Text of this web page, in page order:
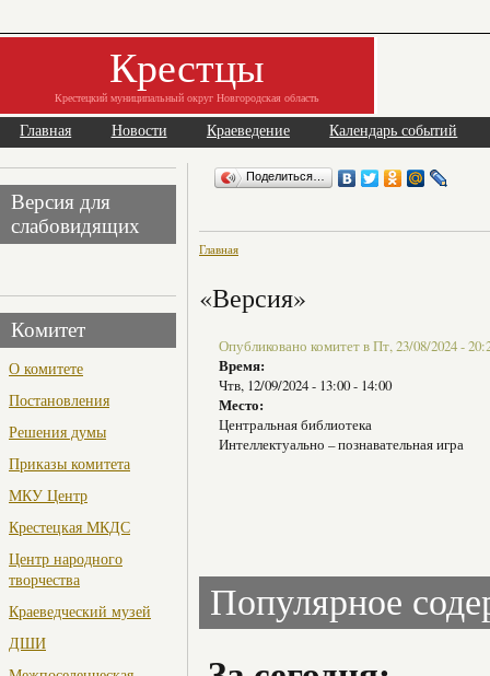
Крестцы
Крестецкий муниципальный округ Новгородская область
Главная Новости Краеведение Календарь событий
Версия для
слабовидящих
Комитет
О комитете
Постановления
Решения думы
Приказы комитета
МКУ Центр
Крестецкая МКДС
Центр народного
творчества
Краеведческий музей
ДШИ
Поделиться…
Главная
«Версия»
Опубликовано комитет в Пт, 23/08/2024 -
Время:
Чтв, 12/09/2024 - 13:00- 14:00
Место:
Центральная библиотека
Интеллектуально – познавательная игра
Популярное